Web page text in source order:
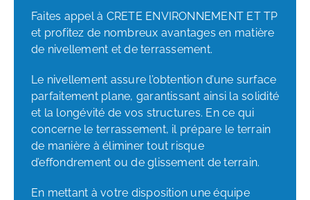
Faites appel à CRETE ENVIRONNEMENT ET TP
et profitez de nombreux avantages en matière
de nivellement et de terrassement.
Le nivellement assure l’obtention d’une surface
parfaitement plane, garantissant ainsi la solidité
et la longévité de vos structures. En ce qui
concerne le terrassement, il prépare le terrain
de manière à éliminer tout risque
d’effondrement ou de glissement de terrain.
En mettant à votre disposition une équipe